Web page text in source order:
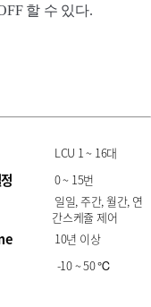
할 수 있다.
LCU 1 ~ 16대
0 ~ 15번
일일, 주간, 월간, 연
간스케쥴 제어
10년 이상
-10 ~ 50 ℃